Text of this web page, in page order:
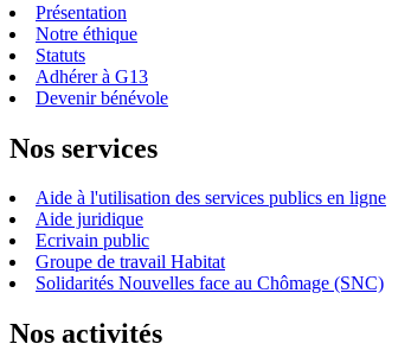
Présentation
Notre éthique
Statuts
Adhérer à G13
Devenir bénévole
Nos services
Aide à l'utilisation des services publics en ligne
Aide juridique
Ecrivain public
Groupe de travail Habitat
Solidarités Nouvelles face au Chômage (SNC)
Nos activités